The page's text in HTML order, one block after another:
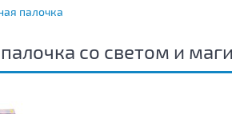
палочка
со светом и